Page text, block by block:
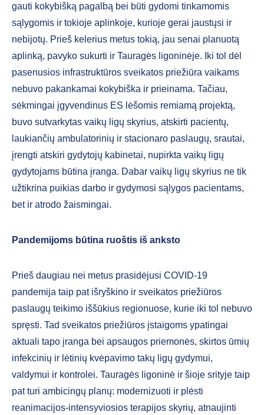
gauti kokybišką pagalbą bei būti gydomi tinkamomis
sąlygomis ir tokioje aplinkoje, kurioje gerai jaustųsi ir
nebijotų. Prieš kelerius metus tokią, jau senai planuotą
aplinką, pavyko sukurti ir Tauragės ligoninėje. Iki tol dėl
pasenusios infrastruktūros sveikatos priežiūra vaikams
nebuvo pakankamai kokybiška ir prieinama. Tačiau,
sėkmingai įgyvendinus ES lėšomis remiamą projektą,
buvo sutvarkytas vaikų ligų skyrius, atskirti pacientų,
laukiančių ambulatorinių ir stacionaro paslaugų, srautai,
įrengti atskiri gydytojų kabinetai, nupirkta vaikų ligų
gydytojams būtina įranga. Dabar vaikų ligų skyrius ne tik
užtikrina puikias darbo ir gydymosi sąlygos pacientams,
bet ir atrodo žaismingai.
Pandemijoms būtina ruoštis iš anksto
Prieš daugiau nei metus prasidėjusi COVID-19
pandemija taip pat išryškino ir sveikatos priežiūros
paslaugų teikimo iššūkius regionuose, kurie iki tol nebuvo
spręsti. Tad sveikatos priežiūros įstaigoms ypatingai
aktuali tapo įranga bei apsaugos priemonės, skirtos ūmių
infekcinių ir lėtinių kvėpavimo takų ligų gydymui,
valdymui ir kontrolei. Tauragės ligoninė ir šioje srityje taip
pat turi ambicingų planų: modernizuoti ir plėsti
reanimacijos-intensyviosios terapijos skyrių, atnaujinti